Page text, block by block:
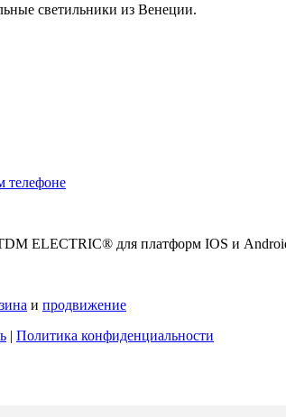
светильники из Венеции.
телефоне
ELECTRIC® для платформ IOS и
и продвижение
| Политика конфиденциальности